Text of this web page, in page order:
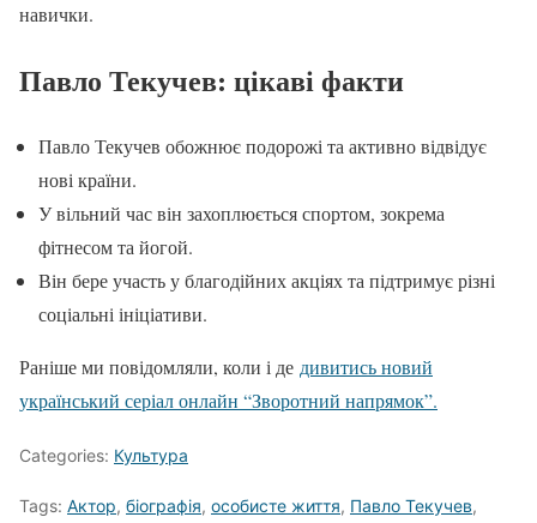
навички.
Павло Текучев: цікаві факти
Павло Текучев обожнює подорожі та активно відвідує
нові країни.
У вільний час він захоплюється спортом, зокрема
фітнесом та йогой.
Він бере участь у благодійних акціях та підтримує різні
соціальні ініціативи.
Раніше ми повідомляли, коли і де дивитись новий
український серіал онлайн “Зворотний напрямок”.
Categories: Культура
Tags: Актор, біографія, особисте життя, Павло Текучев,